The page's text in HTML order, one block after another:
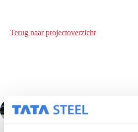
Terug naar projectoverzicht
VORIGE